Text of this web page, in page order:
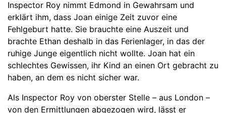
Inspector Roy nimmt Edmond in Gewahrsam und
erklärt ihm, dass Joan einige Zeit zuvor eine
Fehlgeburt hatte. Sie brauchte eine Auszeit und
brachte Ethan deshalb in das Ferienlager, in das der
ruhige Junge eigentlich nicht wollte. Joan hat ein
schlechtes Gewissen, ihr Kind an einen Ort gebracht zu
haben, an dem es nicht sicher war.
Als Inspector Roy von oberster Stelle – aus London –
von den Ermittlungen abgezogen wird, lässt er